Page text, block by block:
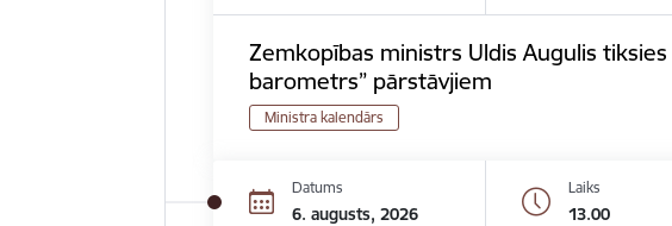
Zemkopības ministrs Uldis Augulis tiksies
barometrs” pārstāvjiem
Ministra kalendārs
Datums
6. augusts, 2026
Laiks
13.00